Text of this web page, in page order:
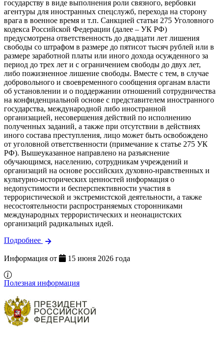
государству в виде выполнения роли связного, вербовки
агентуры для иностранных спецслужб, перехода на сторону
врага в военное время и т.п. Санкцией статьи 275 Уголовного
кодекса Российской Федерации (далее – УК РФ)
предусмотрена ответственность до двадцати лет лишения
свободы со штрафом в размере до пятисот тысяч рублей или в
размере заработной платы или иного дохода осужденного за
период до трех лет и с ограничением свободы до двух лет,
либо пожизненное лишение свободы. Вместе с тем, в случае
добровольного и своевременного сообщения органам власти
об установлении и о поддержании отношений сотрудничества
на конфиденциальной основе с представителем иностранного
государства, международной либо иностранной
организацией, несовершения действий по исполнению
полученных заданий, а также при отсутствии в действиях
иного состава преступления, лицо может быть освобождено
от уголовной ответственности (примечание к статье 275 УК
РФ). Вышеуказанное направлено на разъяснение
обучающимся, населению, сотрудникам учреждений и
организаций на основе российских духовно-нравственных и
культурно-исторических ценностей информация о
недопустимости и бесперспективности участия в
террористической и экстремистской деятельности, а также
несостоятельности распространяемых сторонниками
международных террористических и неонацистских
организаций радикальных идей.
Подробнее
Информация от 15 июня 2026 года
Полезная информация